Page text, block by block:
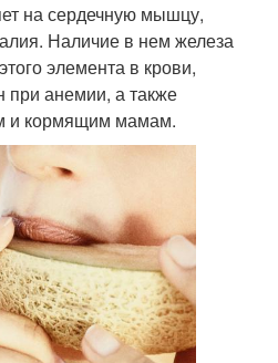
на сердечную мышцу,
Наличие в нем железа
элемента в крови,
при анемии, а также
и кормящим мамам.